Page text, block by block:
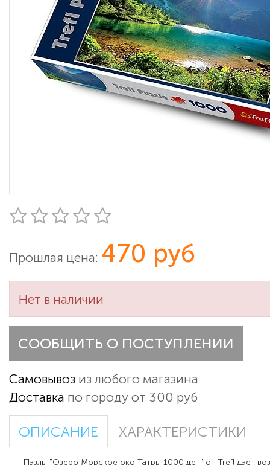
Прошлая цена: 470 руб
Нет в наличии
СООБЩИТЬ О ПОСТУПЛЕНИИ
Самовывоз из любого магазина
Доставка по городу от 300 руб
ОПИСАНИЕ ХАРАКТЕРИСТИКИ
Пазлы "Озеро Морское око Татры 1000 дет" от Trefl дает